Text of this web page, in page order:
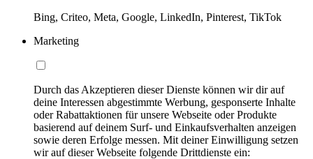
Bing, Criteo, Meta, Google, LinkedIn, Pinterest, TikTok
Marketing
Durch das Akzeptieren dieser Dienste können wir dir auf
deine Interessen abgestimmte Werbung, gesponserte Inhalte
oder Rabattaktionen für unsere Webseite oder Produkte
basierend auf deinem Surf- und Einkaufsverhalten anzeigen
sowie deren Erfolge messen. Mit deiner Einwilligung setzen
wir auf dieser Webseite folgende Drittdienste ein: